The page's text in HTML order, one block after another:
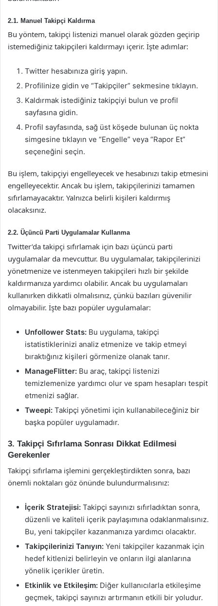
2.1. Manuel Takipçi Kaldırma
Bu yöntem, takipçi listenizi manuel olarak gözden geçirip
istemediğiniz takipçileri kaldırmayı içerir. İşte adımlar:
Twitter hesabınıza giriş yapın.
Profilinize gidin ve “Takipçiler” sekmesine tıklayın.
Kaldırmak istediğiniz takipçiyi bulun ve profil
sayfasına gidin.
Profil sayfasında, sağ üst köşede bulunan üç nokta
simgesine tıklayın ve “Engelle” veya “Rapor Et”
seçeneğini seçin.
Bu işlem, takipçiyi engelleyecek ve hesabınızı takip etmesini
engelleyecektir. Ancak bu işlem, takipçilerinizi tamamen
sıfırlamayacaktır. Yalnızca belirli kişileri kaldırmış
olacaksınız.
2.2. Üçüncü Parti Uygulamalar Kullanma
Twitter’da takipçi sıfırlamak için bazı üçüncü parti
uygulamalar da mevcuttur. Bu uygulamalar, takipçilerinizi
yönetmenize ve istenmeyen takipçileri hızlı bir şekilde
kaldırmanıza yardımcı olabilir. Ancak bu uygulamaları
kullanırken dikkatli olmalısınız, çünkü bazıları güvenilir
olmayabilir. İşte bazı popüler uygulamalar:
Unfollower Stats: Bu uygulama, takipçi
istatistiklerinizi analiz etmenize ve takip etmeyi
bıraktığınız kişileri görmenize olanak tanır.
ManageFlitter: Bu araç, takipçi listenizi
temizlemenize yardımcı olur ve spam hesapları tespit
etmenizi sağlar.
Tweepi: Takipçi yönetimi için kullanabileceğiniz bir
başka popüler uygulamadır.
3. Takipçi Sıfırlama Sonrası Dikkat Edilmesi
Gerekenler
Takipçi sıfırlama işlemini gerçekleştirdikten sonra, bazı
önemli noktaları göz önünde bulundurmalısınız:
İçerik Stratejisi: Takipçi sayınızı sıfırladıktan sonra,
düzenli ve kaliteli içerik paylaşımına odaklanmalısınız.
Bu, yeni takipçiler kazanmanıza yardımcı olacaktır.
Takipçilerinizi Tanıyın: Yeni takipçiler kazanmak için
hedef kitlenizi belirleyin ve onların ilgi alanlarına
yönelik içerikler üretin.
Etkinlik ve Etkileşim: Diğer kullanıcılarla etkileşime
geçmek, takipçi sayınızı artırmanın etkili bir yoludur.